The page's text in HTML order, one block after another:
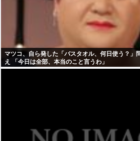
マツコ、自ら発した「バスタオル、何日使う？」
え 「今日は全部、本当のこと言うわ」